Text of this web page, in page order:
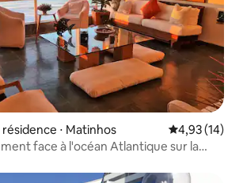
⋅ Matinhos Évaluation
4,93 (14)
face à l'océan Atlantique sur la